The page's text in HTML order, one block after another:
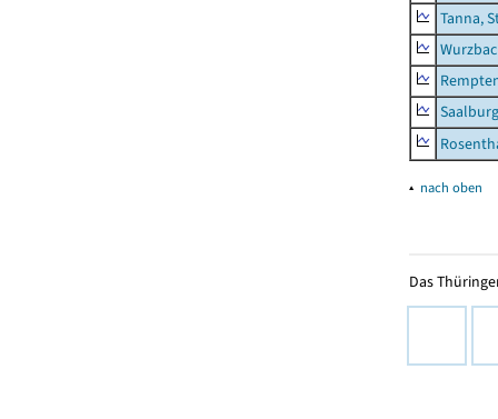
Tanna,
▴ nach oben
Das